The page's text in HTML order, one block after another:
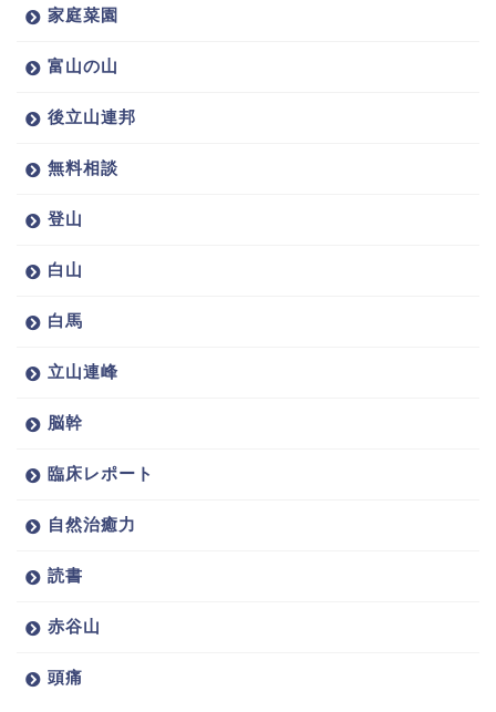
家庭菜園
富山の山
後立山連邦
無料相談
登山
白山
白馬
立山連峰
脳幹
臨床レポート
自然治癒力
読書
赤谷山
頭痛